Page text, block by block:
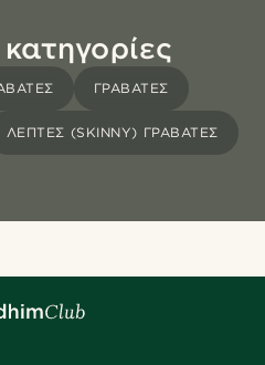
ΓΡΑΒΆΤΕΣ
ΛΕΠΤΈΣ (SKINNY) ΓΡΑΒΆΤΕΣ